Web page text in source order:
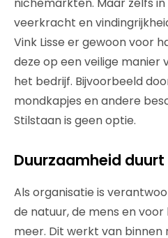
veerkracht en
Vink Lisse er gewoon voor
deze op een veilige manier
het bedrijf. Bijvoorbeeld
mondkapjes en andere
Stilstaan is geen optie.
Duurzaamheid
Als organisatie is
de natuur, de mens en
meer. Dit werkt van binnen